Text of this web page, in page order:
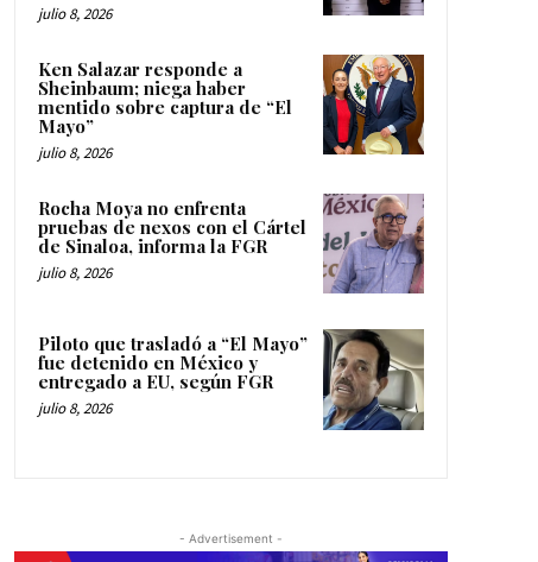
julio 8, 2026
Ken Salazar responde a
Sheinbaum; niega haber
mentido sobre captura de “El
Mayo”
julio 8, 2026
Rocha Moya no enfrenta
pruebas de nexos con el Cártel
de Sinaloa, informa la FGR
julio 8, 2026
Piloto que trasladó a “El Mayo”
fue detenido en México y
entregado a EU, según FGR
julio 8, 2026
- Advertisement -